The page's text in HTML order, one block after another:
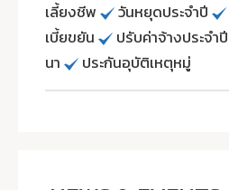
เลี้ยงชีพ
วันหยุดประจำปี
เบี้ยขยัน
ปรับค่าจ้างประจำปี
นา
ประกันอุบัติเหตุหมู่